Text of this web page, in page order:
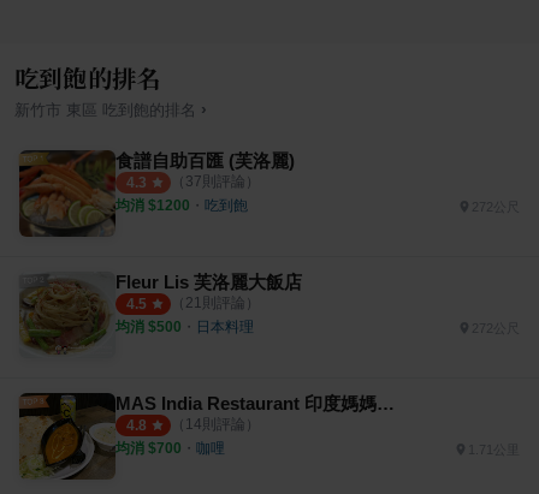
吃到飽的排名
新竹市 東區 吃到飽的排名 ›
食譜自助百匯 (芙洛麗)
4.3 （ 37則評論）
均消 $1200 ・ 吃到飽
Fleur Lis 芙洛麗大飯店
4.5 （ 21則評論）
均消 $500 ・ 日本料理
MAS India Restaurant 印度媽媽料理
4.8 （ 14則評論）
均消 $700 ・ 咖哩